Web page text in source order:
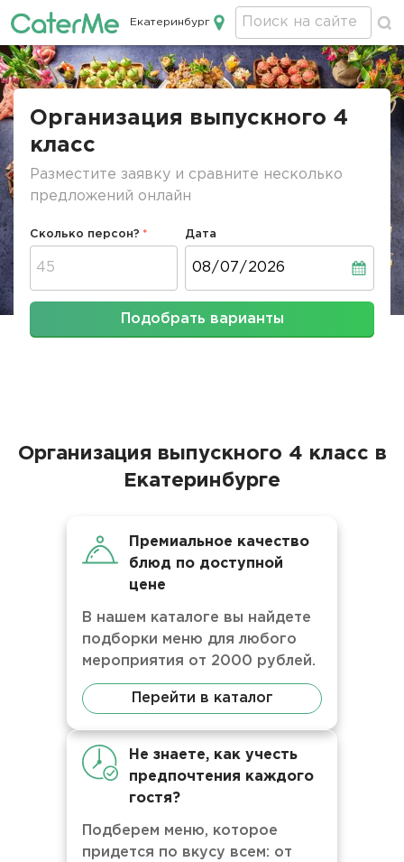
Кейтеринг в Екатеринбурге
Екатеринбург
Строка
Организация выпускного 4
класс
Разместите заявку и сравните несколько
предложений онлайн
Сколько персон? Дата
Подобрать варианты
Организация выпускного 4 класс в
Екатеринбурге
Премиальное качество
блюд по доступной
цене
В нашем каталоге вы найдете
подборки меню для любого
мероприятия от 2000 рублей.
Перейти в каталог
Не знаете, как учесть
предпочтения каждого
гостя?
Подберем меню, которое
придется по вкусу всем: от